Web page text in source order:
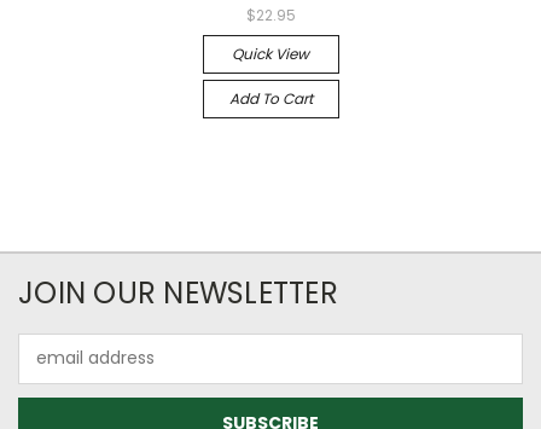
$22.95
Quick View
Add To Cart
JOIN OUR NEWSLETTER
Address